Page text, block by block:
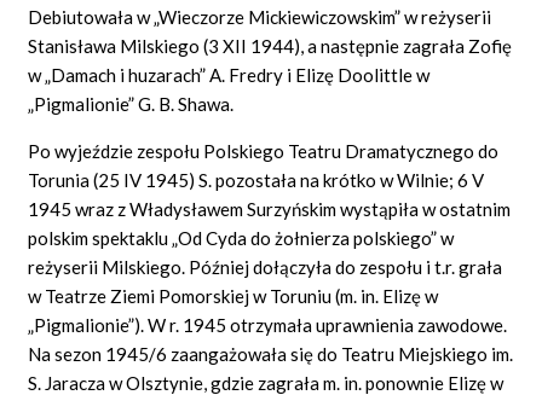
Debiutowała w „Wieczorze Mickiewiczowskim” w reżyserii
Stanisława Milskiego (3 XII 1944), a następnie zagrała Zofię
w „Damach i huzarach” A. Fredry i Elizę Doolittle w
„Pigmalionie” G. B. Shawa.
Po wyjeździe zespołu Polskiego Teatru Dramatycznego do
Torunia (25 IV 1945) S. pozostała na krótko w Wilnie; 6 V
1945 wraz z Władysławem Surzyńskim wystąpiła w ostatnim
polskim spektaklu „Od Cyda do żołnierza polskiego” w
reżyserii Milskiego. Później dołączyła do zespołu i t.r. grała
w Teatrze Ziemi Pomorskiej w Toruniu (m. in. Elizę w
„Pigmalionie”). W r. 1945 otrzymała uprawnienia zawodowe.
Na sezon 1945/6 zaangażowała się do Teatru Miejskiego im.
S. Jaracza w Olsztynie, gdzie zagrała m. in. ponownie Elizę w